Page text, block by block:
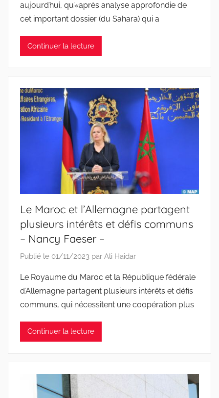
aujourd’hui, qu’«après analyse approfondie de
cet important dossier (du Sahara) qui a
Continuer la lecture
Le Maroc et l’Allemagne partagent
plusieurs intérêts et défis communs
– Nancy Faeser –
Publié le 01/11/2023 par Ali Haidar
Le Royaume du Maroc et la République fédérale
d’Allemagne partagent plusieurs intérêts et défis
communs, qui nécessitent une coopération plus
Continuer la lecture